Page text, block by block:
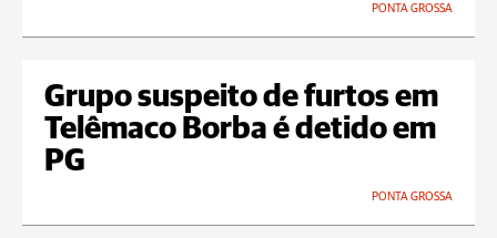
PONTA GROSSA
Grupo suspeito de furtos em
Telêmaco Borba é detido em
PG
PONTA GROSSA